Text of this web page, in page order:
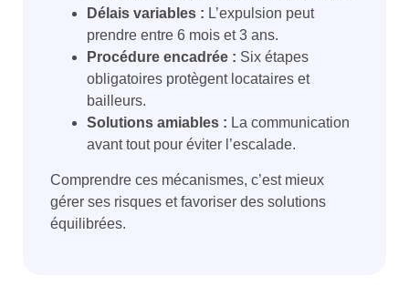
Délais variables : L’expulsion peut
prendre entre 6 mois et 3 ans.
Procédure encadrée : Six étapes
obligatoires protègent locataires et
bailleurs.
Solutions amiables : La communication
avant tout pour éviter l’escalade.
Comprendre ces mécanismes, c’est mieux
gérer ses risques et favoriser des solutions
équilibrées.